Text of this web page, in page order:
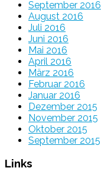
September 2016
August 2016
Juli 2016
Juni 2016
Mai 2016
April 2016
März 2016
Februar 2016
Januar 2016
Dezember 2015
November 2015
Oktober 2015
September 2015
Links